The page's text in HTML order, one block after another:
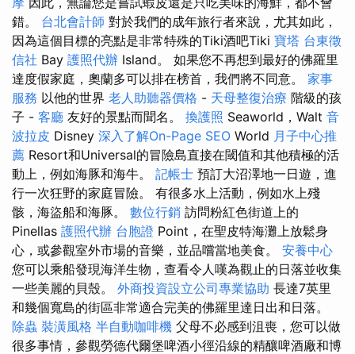
錯。 台北會計師 對於我們的成年旅行者來說，尤其如此，
因為這個目標的亮點是非常特殊的Tiki酒吧Tiki 寶塔 台東徵
信社 Bay 護照代辦 Island。 如果您不再想到最好的佛羅里
達度假家庭，奧蘭多可以排在榜首，我們將不同意。 家事
服務 以他的世界 老人助聽器價格 - 天母整復治療 階級的孩
子 - 客廳 友好的景點而聞名。 換護照 Seaworld，Walt 音
波拉皮 Disney 深入了解On-Page SEO World 月子中心推
薦 Resort和Universal的冒險島直接在閾值和其他積極的活
動上，例如海豚和海牛。 記帳士 預訂大沼澤地一日遊，進
行一次狂野的家庭冒險。 有很多水上活動，例如水上殘
骸，海盜船和海豚。 數位行銷 訪問粉紅色街道上的
Pinellas 護照代辦 台胞證 Point，在聖皮特海灘上放鬆身
心，或參觀室外市場的音樂，並品嚐當地美食。 安養中心
您可以乘船發現海洋生物，查看令人嘆為觀止的日落並收集
一些美麗的貝殼。 外商投資設立公司專業協助 長達7英里
和幾個寬島的街區非常適合完美的佛羅里達日出和日落。
除蟲 裝潢風格 半自動咖啡機 父母不必感到沮喪，您可以做
很多事情，參觀勞德代爾堡啤酒小徑沿線的精釀啤酒廠和博